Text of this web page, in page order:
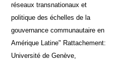
réseaux transnationaux et
politique des échelles de la
gouvernance communautaire en
Amérique Latine" Rattachement:
Université de Genève,